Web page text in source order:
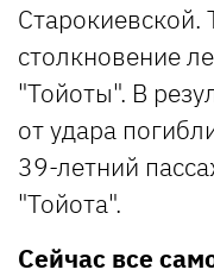
столкновение
"Тойоты". В
от удара
39-летний
"Тойота".
Сейчас все